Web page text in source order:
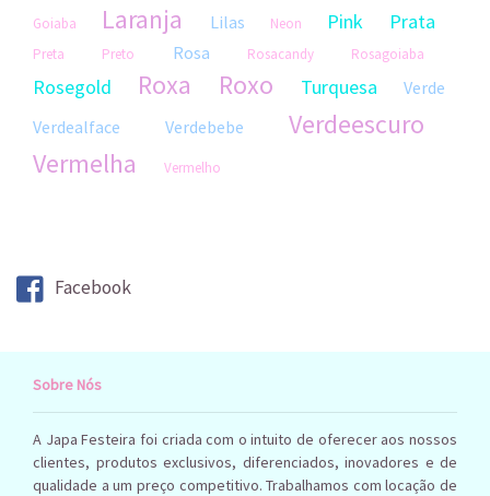
Goiaba Laranja Lilas Neon Pink Prata
Preta Preto Rosa Rosacandy Rosagoiaba
Rosegold Roxa Roxo Turquesa
Verde
Verdealface
Verdebebe
Verdeescuro
Vermelha
Vermelho
Facebook
Sobre Nós
A Japa Festeira foi criada com o intuito de oferecer aos nossos
clientes, produtos exclusivos, diferenciados, inovadores e de
qualidade a um preço competitivo. Trabalhamos com locação de